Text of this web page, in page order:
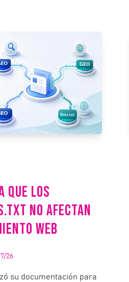
QUE LOS
NO AFECTAN
WEB
26
su documentación para